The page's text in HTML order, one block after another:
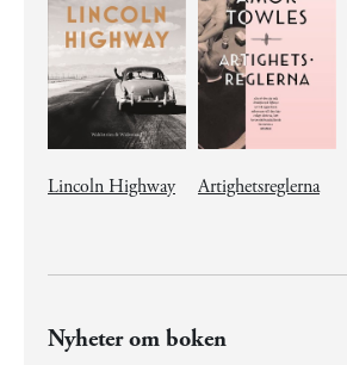
Lincoln Highway Artighetsreglerna
Nyheter om boken